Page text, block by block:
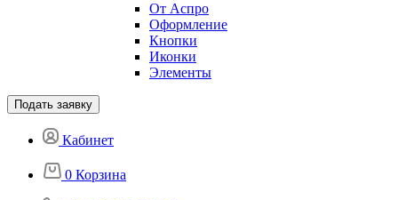
От Аспро
Оформление
Кнопки
Иконки
Элементы
Подать заявку
Кабинет
0 Корзина